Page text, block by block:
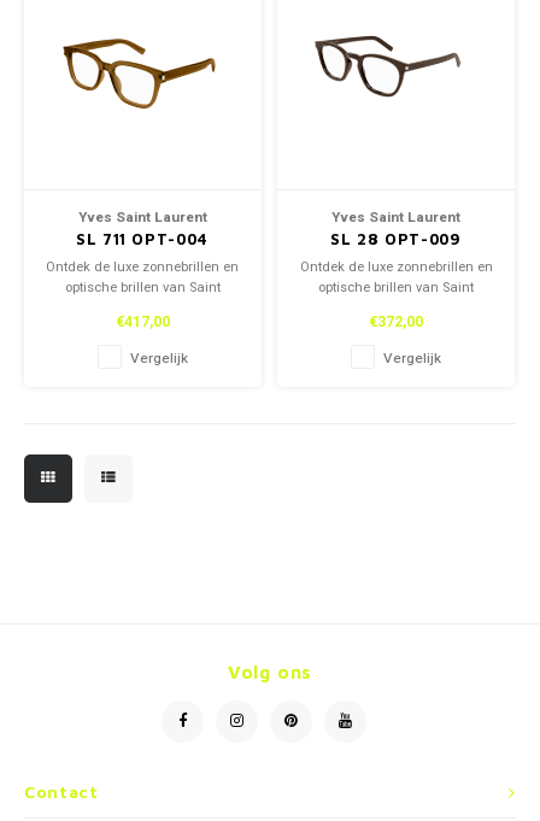
Yves Saint Laurent
SL 711 OPT-004
Ontdek de luxe zonnebrillen en
optische brillen van Saint
als online. Tijdloos design en
topkwaliteit voor een stijlvolle
look.
€417,00
Vergelijk
Yves Saint Laurent
SL 28 OPT-009
Ontdek de luxe zonnebrillen en
optische brillen van Saint
als online. Tijdloos design en
topkwaliteit voor een stijlvolle
look.
€372,00
Vergelijk
Contact
Volg ons